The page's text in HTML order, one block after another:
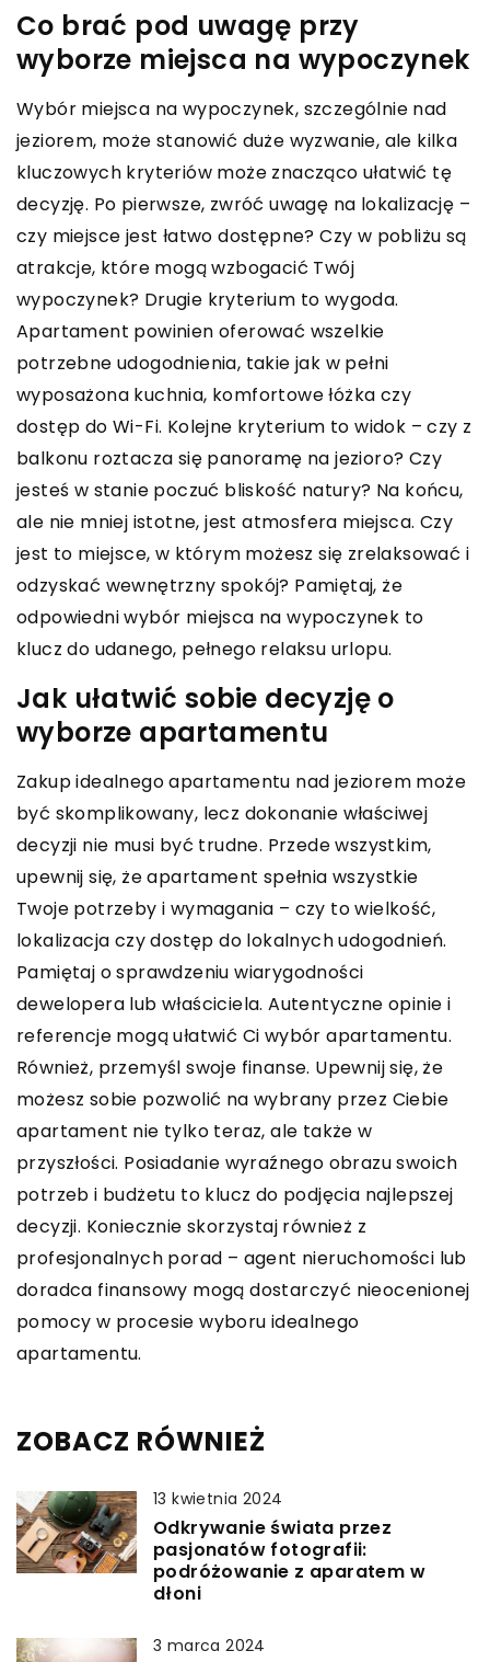
Co brać pod uwagę przy
wyborze miejsca na wypoczynek
Wybór miejsca na wypoczynek, szczególnie nad
jeziorem, może stanowić duże wyzwanie, ale kilka
kluczowych kryteriów może znacząco ułatwić tę
decyzję. Po pierwsze, zwróć uwagę na lokalizację –
czy miejsce jest łatwo dostępne? Czy w pobliżu są
atrakcje, które mogą wzbogacić Twój
wypoczynek? Drugie kryterium to wygoda.
Apartament powinien oferować wszelkie
potrzebne udogodnienia, takie jak w pełni
wyposażona kuchnia, komfortowe łóżka czy
dostęp do Wi-Fi. Kolejne kryterium to widok – czy z
balkonu roztacza się panoramę na jezioro? Czy
jesteś w stanie poczuć bliskość natury? Na końcu,
ale nie mniej istotne, jest atmosfera miejsca. Czy
jest to miejsce, w którym możesz się zrelaksować i
odzyskać wewnętrzny spokój? Pamiętaj, że
odpowiedni wybór miejsca na wypoczynek to
klucz do udanego, pełnego relaksu urlopu.
Jak ułatwić sobie decyzję o
wyborze apartamentu
Zakup idealnego apartamentu nad jeziorem może
być skomplikowany, lecz dokonanie właściwej
decyzji nie musi być trudne. Przede wszystkim,
upewnij się, że apartament spełnia wszystkie
Twoje potrzeby i wymagania – czy to wielkość,
lokalizacja czy dostęp do lokalnych udogodnień.
Pamiętaj o sprawdzeniu wiarygodności
dewelopera lub właściciela. Autentyczne opinie i
referencje mogą ułatwić Ci wybór apartamentu.
Również, przemyśl swoje finanse. Upewnij się, że
możesz sobie pozwolić na wybrany przez Ciebie
apartament nie tylko teraz, ale także w
przyszłości. Posiadanie wyraźnego obrazu swoich
potrzeb i budżetu to klucz do podjęcia najlepszej
decyzji. Koniecznie skorzystaj również z
profesjonalnych porad – agent nieruchomości lub
doradca finansowy mogą dostarczyć nieocenionej
pomocy w procesie wyboru idealnego
apartamentu.
ZOBACZ RÓWNIEŻ
13 kwietnia 2024
Odkrywanie świata przez
pasjonatów fotografii:
podróżowanie z aparatem w
dłoni
3 marca 2024